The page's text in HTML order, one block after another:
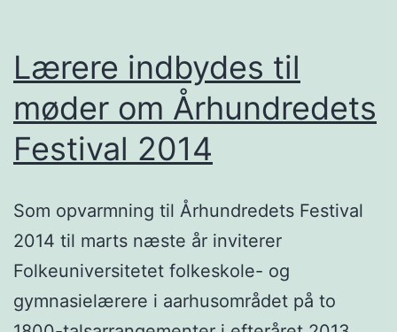
Lærere indbydes til
møder om Århundredets
Festival 2014
Som opvarmning til Århundredets Festival
2014 til marts næste år inviterer
Folkeuniversitetet folkeskole- og
gymnasielærere i aarhusområdet på to